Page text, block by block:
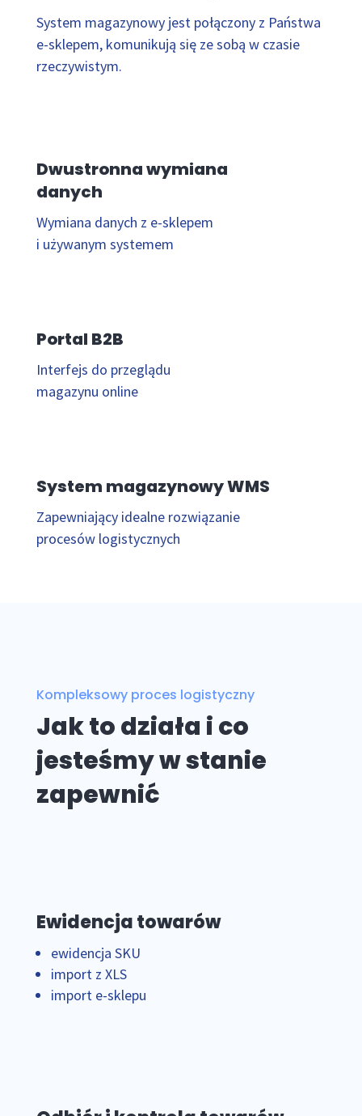
System magazynowy jest połączony z Państwa
e-sklepem, komunikują się ze sobą w czasie
rzeczywistym.
Dwustronna wymiana
danych
Wymiana danych z e-sklepem
i używanym systemem
Portal B2B
Interfejs do przeglądu
magazynu online
System magazynowy WMS
Zapewniający idealne rozwiązanie
procesów logistycznych
Kompleksowy proces logistyczny
Jak to działa i co
jesteśmy w stanie
zapewnić
Ewidencja towarów
ewidencja SKU
import z XLS
import e-sklepu